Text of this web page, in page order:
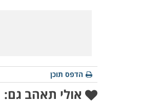
הדפס תוכן
אולי תאהב גם: